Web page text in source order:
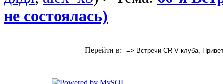
не состоялась)
Перейти в: